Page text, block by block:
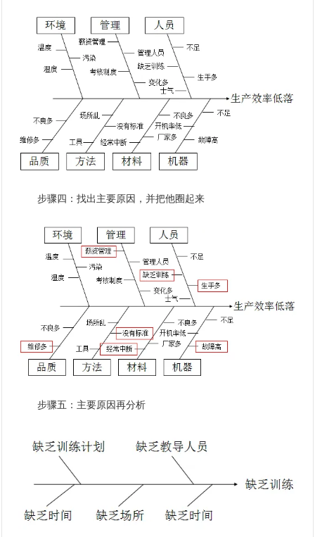
步骤四：找出主要原因，并把他圈起来
步骤五：主要原因再分析